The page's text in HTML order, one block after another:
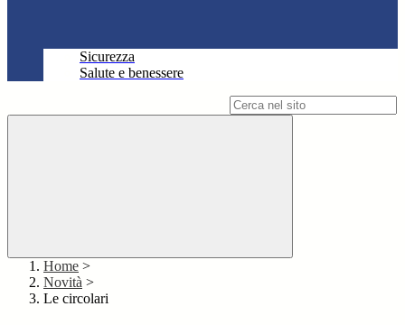
Sicurezza
Salute e benessere
Home >
Novità >
Le circolari